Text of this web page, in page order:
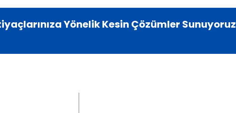
Yönelik Kesin Çözümler Sunuyoruz